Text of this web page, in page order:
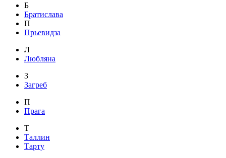
Б
Братислава
П
Прьевидза
Л
Любляна
З
Загреб
П
Прага
Т
Таллин
Тарту